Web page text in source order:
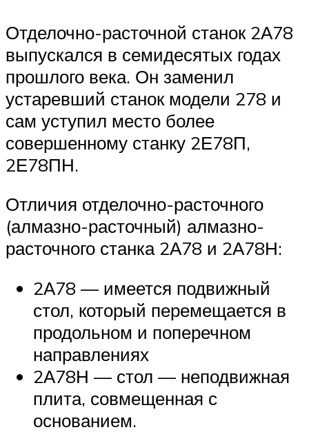
Отделочно-расточной станок 2А78
выпускался в семидесятых годах
прошлого века. Он заменил
устаревший станок модели 278 и
сам уступил место более
совершенному станку 2Е78П,
2Е78ПН.
Отличия отделочно-расточного
(алмазно-расточный) алмазно-
расточного станка 2А78 и 2А78Н:
2А78 — имеется подвижный
стол, который перемещается в
продольном и поперечном
направлениях
2А78Н — стол — неподвижная
плита, совмещенная с
основанием.